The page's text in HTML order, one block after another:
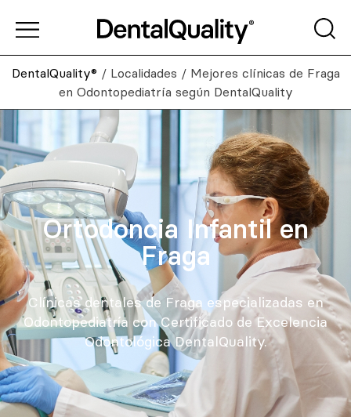
DentalQuality® / Localidades / Mejores clínicas de Fraga
en Odontopediatría según DentalQuality
Ortodoncia Infantil en
Fraga
Clínicas dentales de Fraga especializadas en
Odontopediatría con Certificado de Excelencia
Odontológica DentalQuality.